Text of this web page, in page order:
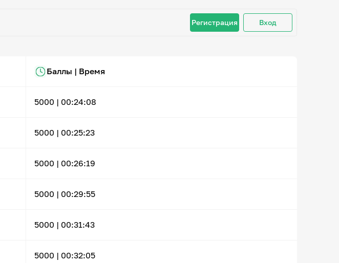
Регистрация Вход
Баллы | Время
5000 | 00:24:08
5000 | 00:25:23
5000 | 00:26:19
5000 | 00:29:55
5000 | 00:31:43
5000 | 00:32:05